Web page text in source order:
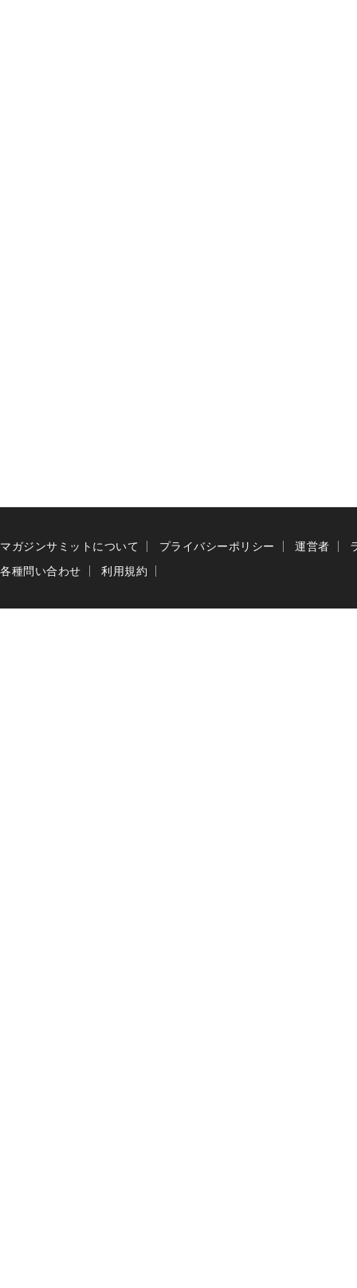
マガジンサミットについて プライバシーポリシー 運営者
各種問い合わせ
利用規約